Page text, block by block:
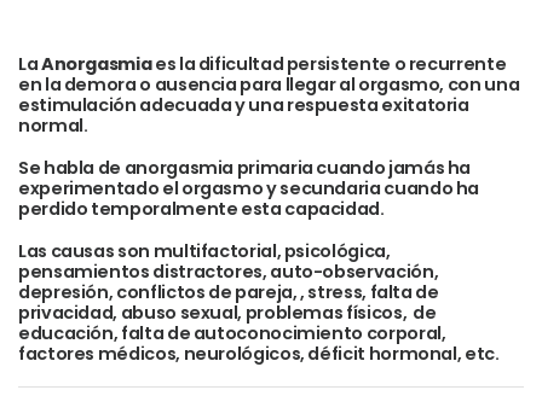
LaAnorgasmiaes la dificultad persistente o recurrente
en la demora o ausencia para llegar al orgasmo, con una
estimulación adecuada y una respuesta exitatoria
normal.
Se habla de anorgasmia primaria cuando jamás ha
experimentado el orgasmo y secundaria cuando ha
perdido temporalmente esta capacidad.
Las causas son multifactorial, psicológica,
pensamientos distractores, auto-observación,
depresión, conflictos de pareja, , stress, falta de
privacidad, abuso sexual, problemas físicos, de
educación, falta de autoconocimiento corporal,
factores médicos, neurológicos, déficit hormonal, etc.